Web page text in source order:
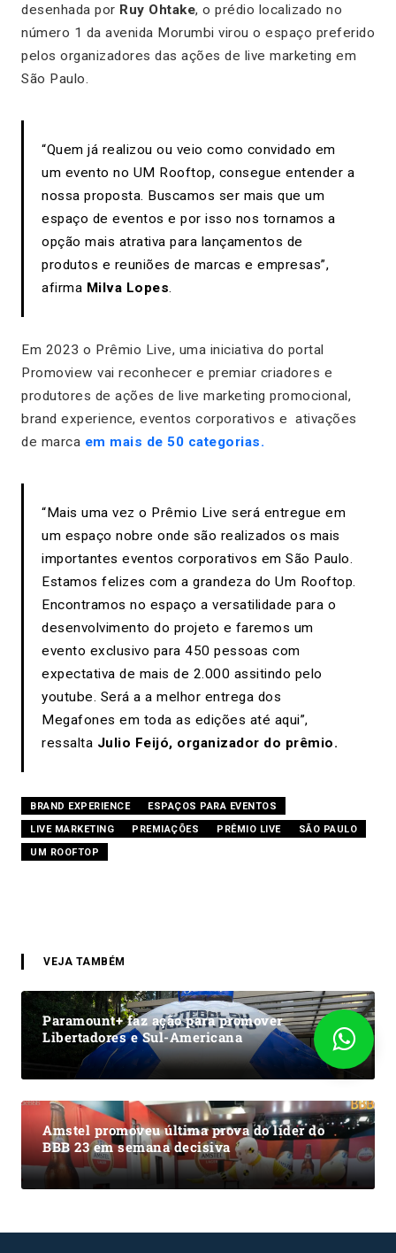
desenhada por Ruy Ohtake, o prédio localizado no
número 1 da avenida Morumbi virou o espaço preferido
pelos organizadores das ações de live marketing em
São Paulo.
“Quem já realizou ou veio como convidado em
um evento no UM Rooftop, consegue entender a
nossa proposta. Buscamos ser mais que um
espaço de eventos e por isso nos tornamos a
opção mais atrativa para lançamentos de
produtos e reuniões de marcas e empresas”,
afirma Milva Lopes.
Em 2023 o Prêmio Live, uma iniciativa do portal
Promoview vai reconhecer e premiar criadores e
produtores de ações de live marketing promocional,
brand experience, eventos corporativos e ativações
de marca em mais de 50 categorias.
“Mais uma vez o Prêmio Live será entregue em
um espaço nobre onde são realizados os mais
importantes eventos corporativos em São Paulo.
Estamos felizes com a grandeza do Um Rooftop.
Encontramos no espaço a versatilidade para o
desenvolvimento do projeto e faremos um
evento exclusivo para 450 pessoas com
expectativa de mais de 2.000 assitindo pelo
youtube. Será a a melhor entrega dos
Megafones em toda as edições até aqui”,
ressalta Julio Feijó, organizador do prêmio.
BRAND EXPERIENCE
ESPAÇOS PARA EVENTOS
LIVE MARKETING
PREMIAÇÕES PRÊMIO LIVE
SÃO PAULO
UM ROOFTOP
VEJA TAMBÉM
Paramount+ faz ação para promover
Libertadores e Sul-Americana
Amstel promoveu última prova do líder do
BBB 23 em semana decisiva